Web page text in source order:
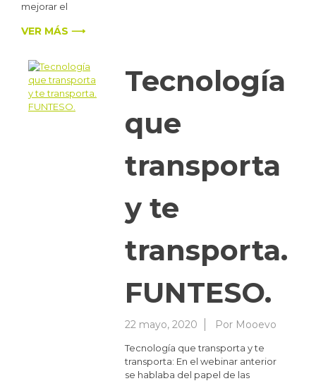
mejorar el
VER MÁS ⟶
Tecnología
que
transporta
y te
transporta.
FUNTESO.
22 mayo, 2020 Por Mooevo
Tecnología que transporta y te
transporta: En el webinar anterior
se hablaba del papel de las